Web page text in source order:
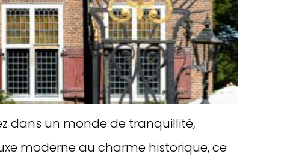
dans un monde de tranquillité,
moderne au charme historique, ce